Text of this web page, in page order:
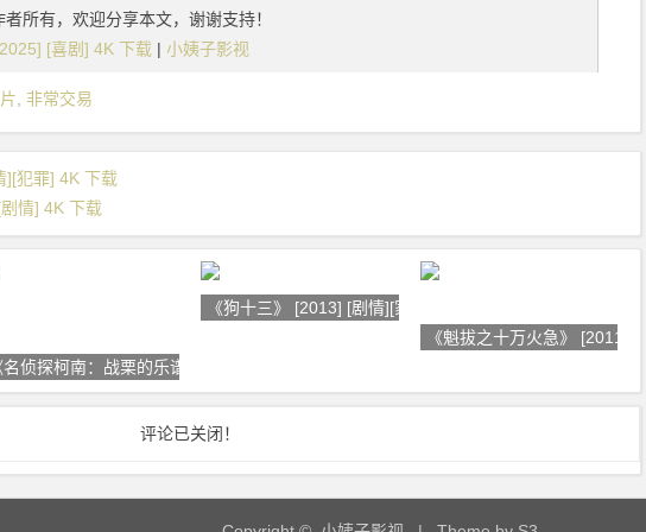
所有，欢迎分享本文，谢谢支持！
[喜剧] 4K 下载 | 小姨子影视
非常交易
][犯罪] 4K 下载
情] 4K 下载
名侦探柯南：战栗的乐谱 名探偵
《狗十三》 [2013] [剧情][家庭]
《魁拔之十万火急》 [2011] [
评论已关闭！